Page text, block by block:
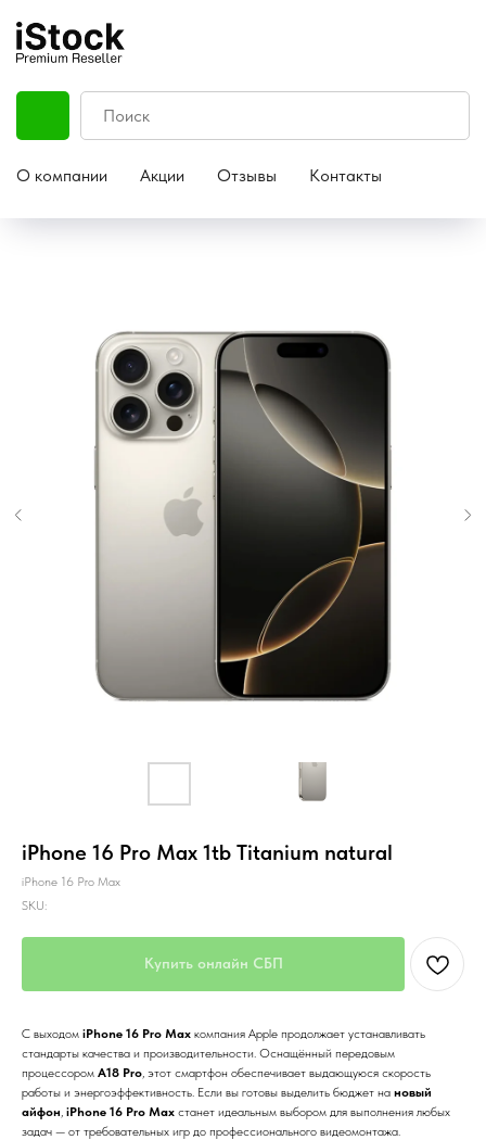
О компании Акции Отзывы Контакты
iPhone 16 Pro Max 1tb Titanium natural
iPhone 16 Pro Max
SKU:
Купить онлайн СБП
С выходом iPhone 16 Pro Max компания Apple продолжает устанавливать
стандарты качества и производительности. Оснащённый передовым
процессором A18 Pro , этот смартфон обеспечивает выдающуюся скорость
работы и энергоэффективность. Если вы готовы выделить бюджет на новый
айфон iPhone 16 Pro Max станет идеальным выбором для выполнения любых
задач — от требовательных игр до профессионального видеомонтажа.